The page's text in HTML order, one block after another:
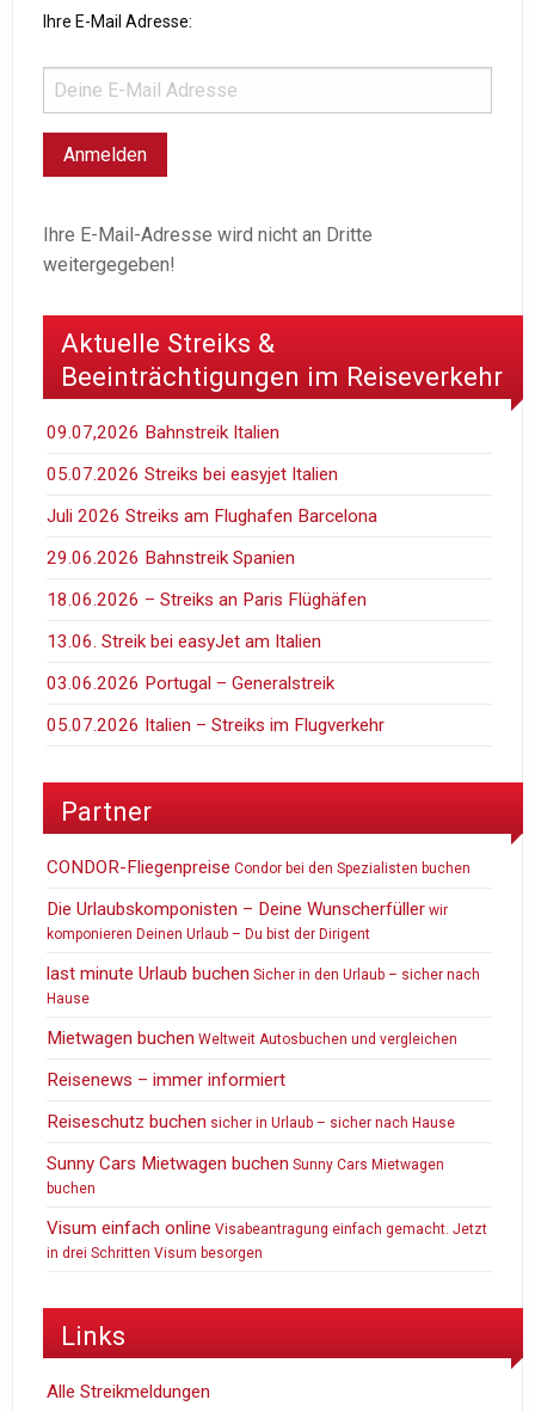
Ihre E-Mail Adresse:
Ihre E-Mail-Adresse wird nicht an Dritte
weitergegeben!
Aktuelle Streiks &
Beeinträchtigungen im Reiseverkehr
09.07,2026 Bahnstreik Italien
05.07.2026 Streiks bei easyjet Italien
Juli 2026 Streiks am Flughafen Barcelona
29.06.2026 Bahnstreik Spanien
18.06.2026 – Streiks an Paris Flüghäfen
13.06. Streik bei easyJet am Italien
03.06.2026 Portugal – Generalstreik
05.07.2026 Italien – Streiks im Flugverkehr
Partner
CONDOR-Fliegenpreise Condor bei den Spezialisten buchen
Die Urlaubskomponisten – Deine Wunscherfüller wir
komponieren Deinen Urlaub – Du bist der Dirigent
last minute Urlaub buchen Sicher in den Urlaub – sicher nach
Hause
Mietwagen buchen Weltweit Autosbuchen und vergleichen
Reisenews – immer informiert
Reiseschutz buchen sicher in Urlaub – sicher nach Hause
Sunny Cars Mietwagen buchen Sunny Cars Mietwagen
buchen
Visum einfach online Visabeantragung einfach gemacht. Jetzt
in drei Schritten Visum besorgen
Links
Alle Streikmeldungen